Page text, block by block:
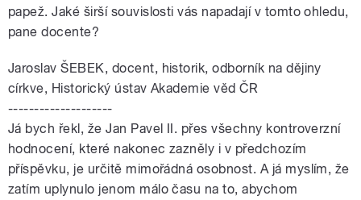
papež. Jaké širší souvislosti vás napadají v tomto ohledu,
pane docente?
Jaroslav ŠEBEK, docent, historik, odborník na dějiny
církve, Historický ústav Akademie věd ČR
--------------------
Já bych řekl, že Jan Pavel II. přes všechny kontroverzní
hodnocení, které nakonec zazněly i v předchozím
příspěvku, je určitě mimořádná osobnost. A já myslím, že
zatím uplynulo jenom málo času na to, abychom